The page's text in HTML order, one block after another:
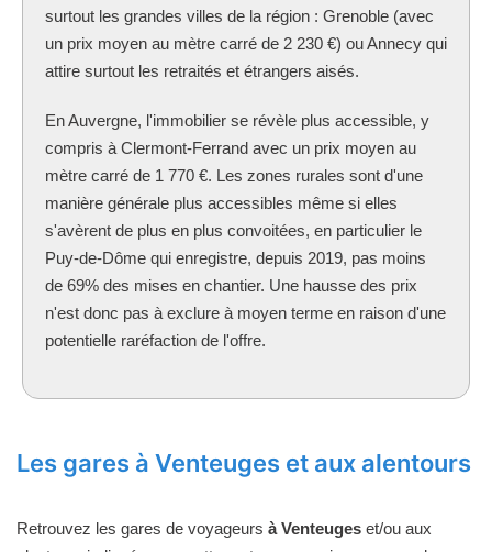
surtout les grandes villes de la région : Grenoble (avec
un prix moyen au mètre carré de 2 230 €) ou Annecy qui
attire surtout les retraités et étrangers aisés.
En Auvergne, l'immobilier se révèle plus accessible, y
compris à Clermont-Ferrand avec un prix moyen au
mètre carré de 1 770 €. Les zones rurales sont d'une
manière générale plus accessibles même si elles
s'avèrent de plus en plus convoitées, en particulier le
Puy-de-Dôme qui enregistre, depuis 2019, pas moins
de 69% des mises en chantier. Une hausse des prix
n'est donc pas à exclure à moyen terme en raison d'une
potentielle raréfaction de l'offre.
Les gares à Venteuges et aux alentours
Retrouvez les gares de voyageurs à Venteuges et/ou aux